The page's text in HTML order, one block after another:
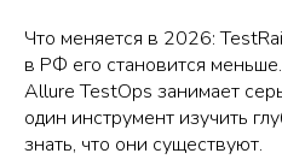
Что меняется в 2026:
в РФ его становится
Allure TestOps занимает
один инструмент изучить
знать, что они существуют.